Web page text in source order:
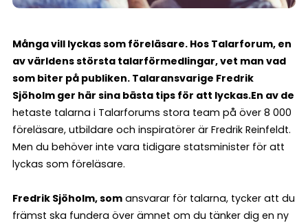
Många vill lyckas som föreläsare. Hos Talarforum, en
av världens största talarförmedlingar, vet man vad
som biter på publiken. Talaransvarige Fredrik
Sjöholm ger här sina bästa tips för att lyckas.En av de
hetaste talarna i Talarforums stora team på över 8 000
föreläsare, utbildare och inspiratörer är Fredrik Reinfeldt.
Men du behöver inte vara tidigare statsminister för att
lyckas som föreläsare.
Fredrik Sjöholm, som ansvarar för talarna, tycker att du
främst ska fundera över ämnet om du tänker dig en ny